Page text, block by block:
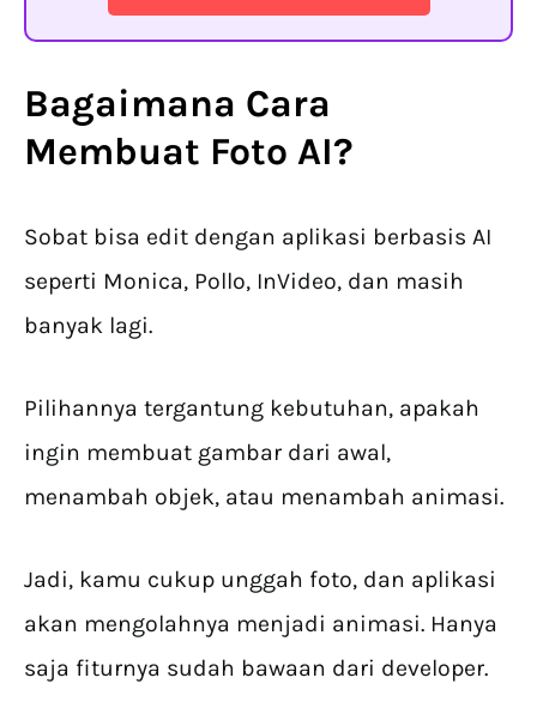
Bagaimana Cara
Membuat Foto AI?
Sobat bisa edit dengan aplikasi berbasis AI
seperti Monica, Pollo, InVideo, dan masih
banyak lagi.
Pilihannya tergantung kebutuhan, apakah
ingin membuat gambar dari awal,
menambah objek, atau menambah animasi.
Jadi, kamu cukup unggah foto, dan aplikasi
akan mengolahnya menjadi animasi. Hanya
saja fiturnya sudah bawaan dari developer.